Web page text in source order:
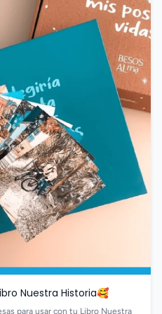
Nuestra Historia🥰
para usar con tu Libro Nuestra